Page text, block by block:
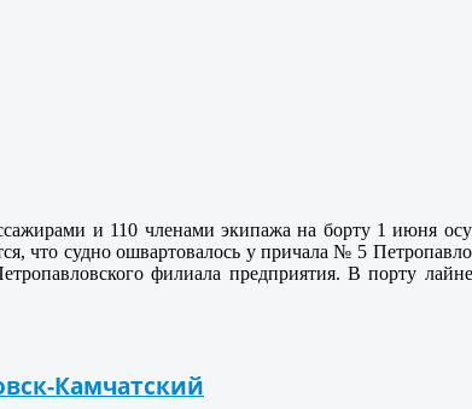
и 110 членами экипажа на борту 1 июня
что судно ошвартовалось у причала № 5
филиала предприятия. В порту
Камчатский